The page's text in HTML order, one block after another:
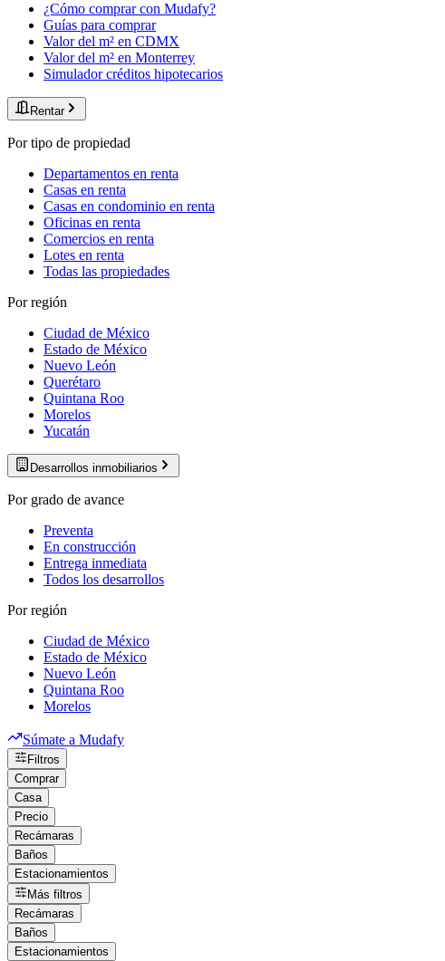
¿Cómo comprar con Mudafy?
Guías para comprar
Valor del m² en CDMX
Valor del m² en Monterrey
Simulador créditos hipotecarios
Rentar
Por tipo de propiedad
Departamentos en renta
Casas en renta
Casas en condominio en renta
Oficinas en renta
Comercios en renta
Lotes en renta
Todas las propiedades
Por región
Ciudad de México
Estado de México
Nuevo León
Querétaro
Quintana Roo
Morelos
Yucatán
Desarrollos inmobiliarios
Por grado de avance
Preventa
En construcción
Entrega inmediata
Todos los desarrollos
Por región
Ciudad de México
Estado de México
Nuevo León
Quintana Roo
Morelos
Súmate a Mudafy
Filtros
Comprar
Casa
Precio
Recámaras
Baños
Estacionamientos
Más filtros
Recámaras
Baños
Estacionamientos